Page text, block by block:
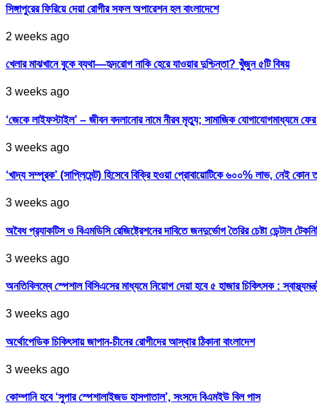
সিঙ্গাপুরের ফিরিয়ে দেয়া রোগীর সফল অপারেশন হল বাংলাদেশে
2 weeks ago
খেলার মাঝখানে বুকে ব্যথা—হৃদরোগ নাকি হেরে যাওয়ার দুশ্চিন্তা? খুঁজুন ৫টি বিষয়
3 weeks ago
‘জেকে লাইফস্টাইল’ – জীবন বদলানোর নামে নীরব মৃত্যু; সামাজিক যোগাযোগমাধ্যমে
3 weeks ago
‘খাদ্য সম্পূরক’ (সাপ্লিমেন্ট) হিসেবে বিক্রি হওয়া প্রোবায়োটিকে ৬০০% লাভ, নেই কোন
3 weeks ago
অবৈধ প্র‍্যাকটিস ও বিএমডিসি রেজিষ্ট্রেশনের দাবিতে জনদুর্ভোগ তৈরির চেষ্টা ডেন্টাল
3 weeks ago
অনতিবিলম্বে স্পেশাল বিসিএসের মাধ্যমে নিয়োগ দেয়া হবে ৫ হাজার চিকিৎসক :
3 weeks ago
অর্থোপেডিক চিকিৎসায় জাপান-চীনের রোগীদের আস্থার ঠিকানা বাংলাদেশ
3 weeks ago
কোম্পানি হবে ‘সুপার স্পেশালাইজড হাসপাতাল’, সংসদে বিএমইউ বিল পাস